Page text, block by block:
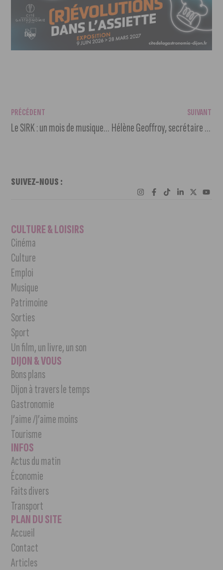
PRÉCÉDENT
Le SIRK : un mois de musiques électroniques à Dijon !
SUIVANT
Hélène Geoffroy, secrétaire d’État à la Ville, en visite à Dijon vendredi
SUIVEZ-NOUS :
CULTURE & LOISIRS
Cinéma
Culture
Emploi
Musique
Patrimoine
Sorties
Sport
Un film, un livre, un son
DIJON & VOUS
Bons plans
Dijon à travers le temps
Gastronomie
J’aime /J’aime moins
Tourisme
INFOS
Actus du matin
Économie
Faits divers
Transport
PLAN DU SITE
Accueil
Contact
Articles